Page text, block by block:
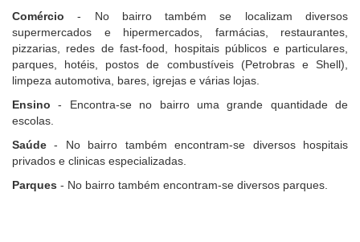
Comércio - No bairro também se localizam diversos
supermercados e hipermercados, farmácias, restaurantes,
pizzarias, redes de fast-food, hospitais públicos e particulares,
parques, hotéis, postos de combustíveis (Petrobras e Shell),
limpeza automotiva, bares, igrejas e várias lojas.
Ensino - Encontra-se no bairro uma grande quantidade de
escolas.
Saúde - No bairro também encontram-se diversos hospitais
privados e clinicas especializadas.
Parques - No bairro também encontram-se diversos parques.